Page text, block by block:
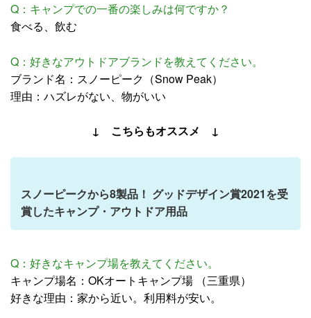
Q：キャンプでの一番の楽しみは何ですか？
食べる、飲む
Q：好きなアウトドアブランドを教えてください。
ブランド名：スノーピーク（Snow Peak）
理由：ハズレがない、物がいい
↓ こちらもオススメ ↓
スノーピークから8製品！ グッドデザイン賞2021を受
賞したキャンプ・アウトドア用品
Q：好きなキャンプ場を教えてください。
キャンプ場名：OKオートキャンプ場 （三重県）
好きな理由：家から近い。利用料が安い。